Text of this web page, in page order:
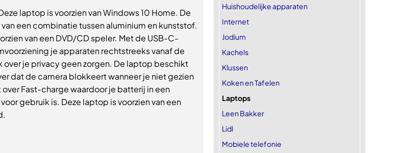
laptop is voorzien van Windows 10 Home. De
een combinatie tussen aluminium en kunststof.
van een DVD/CD speler. Met de USB-C-
je apparaten rechtstreeks vanaf de
over je privacy geen zorgen. De laptop beschikt
dat de camera blokkeert wanneer je niet gezien
Fast-charge waardoor je batterij in een
gebruik is. Deze laptop is voorzien van een
Huishoudelijke apparaten
Internet
Jodium
Kachels
Klussen
Koken en Tafelen
Laptops
Leen Bakker
Lidl
Mobiele telefonie